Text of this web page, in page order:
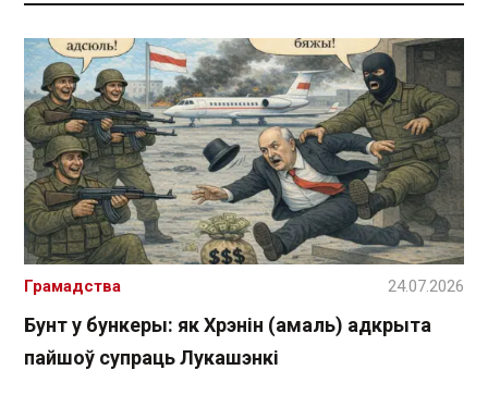
Бунт у бункеры: як Хрэнін (амаль) адкрыта
пайшоў супраць Лукашэнкі
Грамадства 24.07.2026